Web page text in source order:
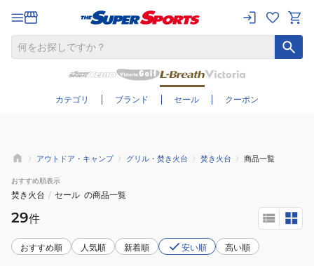
カテゴリ ブランド セール クーポン
さらに絞り込む
アウトドア・キャンプ グリル・焚き火台 焚き火台 商品一覧
おすすめ順表示
焚き火台 / セール の商品一覧
29件
おすすめ順 人気順 新着順 安い順 高い順